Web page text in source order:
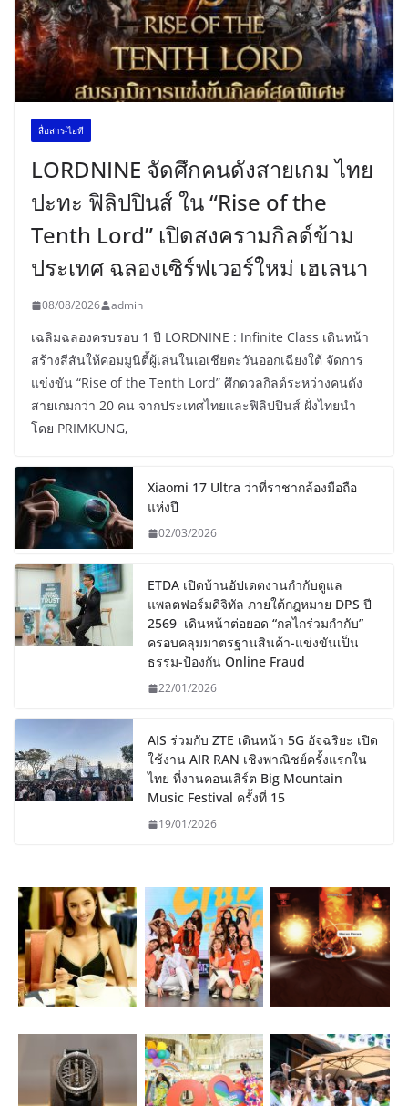
สื่อสาร-ไอที
LORDNINE จัดศึกคนดังสายเกม ไทย
ปะทะ ฟิลิปปินส์ ใน “Rise of the
Tenth Lord” เปิดสงครามกิลด์ข้าม
ประเทศ ฉลองเซิร์ฟเวอร์ใหม่ เฮเลนา
08/08/2026 admin
เฉลิมฉลองครบรอบ 1 ปี LORDNINE : Infinite Class เดินหน้า
สร้างสีสันให้คอมมูนิตี้ผู้เล่นในเอเชียตะวันออกเฉียงใต้ จัดการ
แข่งขัน “Rise of the Tenth Lord” ศึกดวลกิลด์ระหว่างคนดัง
สายเกมกว่า 20 คน จากประเทศไทยและฟิลิปปินส์ ฝั่งไทยนำ
โดย PRIMKUNG,
Xiaomi 17 Ultra ว่าที่ราชากล้องมือถือ
แห่งปี
02/03/2026
ETDA เปิดบ้านอัปเดตงานกำกับดูแล
แพลตฟอร์มดิจิทัล ภายใต้กฎหมาย DPS ปี
2569 เดินหน้าต่อยอด “กลไกร่วมกำกับ”
ครอบคลุมมาตรฐานสินค้า-แข่งขันเป็น
ธรรม-ป้องกัน Online Fraud
22/01/2026
AIS ร่วมกับ ZTE เดินหน้า 5G อัจฉริยะ เปิด
ใช้งาน AIR RAN เชิงพาณิชย์ครั้งแรกใน
ไทย ที่งานคอนเสิร์ต Big Mountain
Music Festival ครั้งที่ 15
19/01/2026